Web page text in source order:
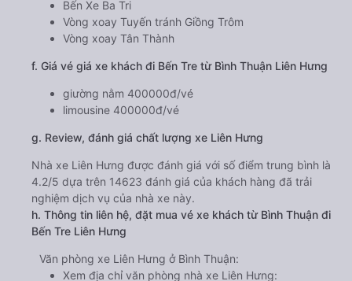
Bến Xe Ba Tri
Vòng xoay Tuyến tránh Giồng Trôm
Vòng xoay Tân Thành
f. Giá vé giá xe khách đi Bến Tre từ Bình Thuận Liên Hưng
giường nằm 400000đ/vé
limousine 400000đ/vé
g. Review, đánh giá chất lượng xe Liên Hưng
Nhà xe Liên Hưng được đánh giá với số điểm trung bình là
4.2/5 dựa trên 14623 đánh giá của khách hàng đã trải
nghiệm dịch vụ của nhà xe này.
h. Thông tin liên hệ, đặt mua vé xe khách từ Bình Thuận đi
Bến Tre Liên Hưng
Văn phòng xe Liên Hưng ở Bình Thuận:
Xem địa chỉ văn phòng nhà xe Liên Hưng: